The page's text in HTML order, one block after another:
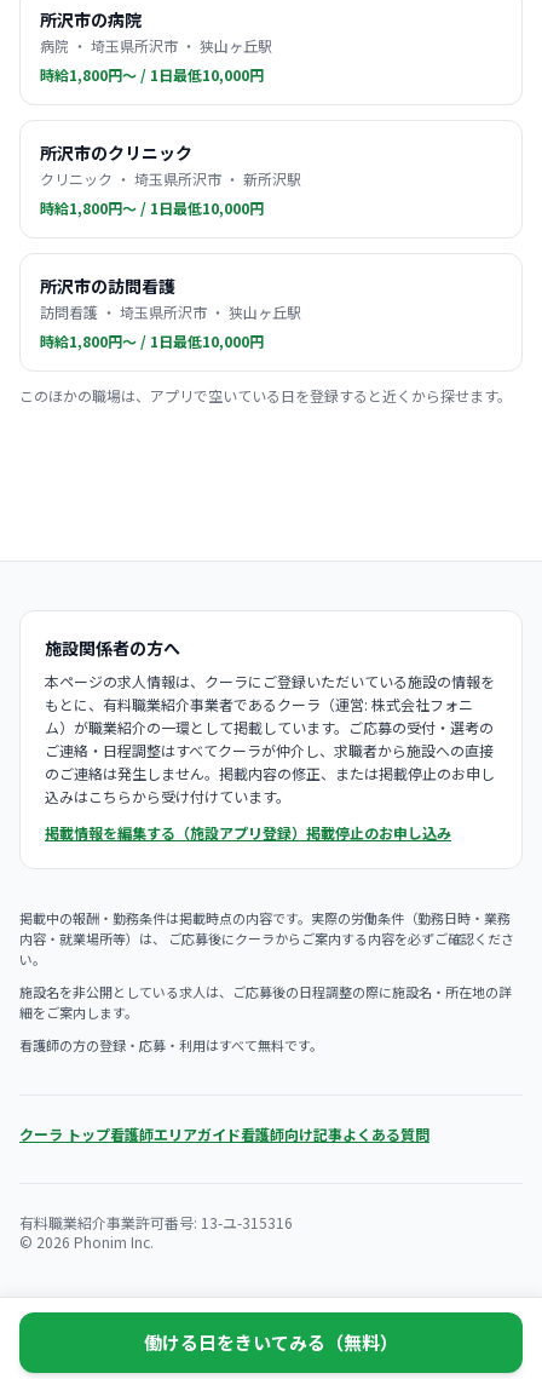
所沢市の病院
病院 ・ 埼玉県所沢市 ・ 狭山ヶ丘駅
時給1,800円〜 / 1日最低10,000円
所沢市のクリニック
クリニック ・ 埼玉県所沢市 ・ 新所沢駅
時給1,800円〜 / 1日最低10,000円
所沢市の訪問看護
訪問看護 ・ 埼玉県所沢市 ・ 狭山ヶ丘駅
時給1,800円〜 / 1日最低10,000円
このほかの職場は、アプリで空いている日を登録すると近くから探せます。
施設関係者の方へ
本ページの求人情報は、クーラにご登録いただいている施設の情報を
もとに、有料職業紹介事業者であるクーラ（運営: 株式会社フォニ
ム）が職業紹介の一環として掲載しています。ご応募の受付・選考の
ご連絡・日程調整はすべてクーラが仲介し、求職者から施設への直接
のご連絡は発生しません。掲載内容の修正、または掲載停止のお申し
込みはこちらから受け付けています。
掲載情報を編集する（施設アプリ登録） 掲載停止のお申し込み
掲載中の報酬・勤務条件は掲載時点の内容です。実際の労働条件（勤務日時・業務
内容・就業場所等）は、 ご応募後にクーラからご案内する内容を必ずご確認くださ
い。
施設名を非公開としている求人は、ご応募後の日程調整の際に施設名・所在地の詳
細をご案内します。
看護師の方の登録・応募・利用はすべて無料です。
クーラ トップ看護師エリアガイド看護師向け記事よくある質問
有料職業紹介事業許可番号: 13-ユ-315316
© 2026 Phonim Inc.
働ける日をきいてみる（無料）